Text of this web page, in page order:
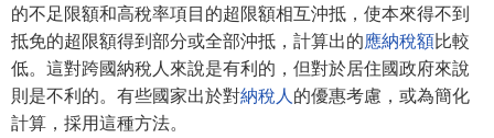
的不足限額和高稅率項目的超限額相互沖抵，使本來得不到
抵免的超限額得到部分或全部沖抵，計算出的應納稅額比較
低。這對跨國納稅人來說是有利的，但對於居住國政府來說
則是不利的。有些國家出於對納稅人 的優惠考慮，或為簡化
計算，採用這種方法。